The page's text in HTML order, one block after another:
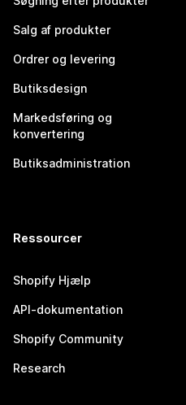
Salg af produkter
Ordrer og levering
Butiksdesign
Markedsføring og
konvertering
Butiksadministration
Ressourcer
Shopify Hjælp
API-dokumentation
Shopify Community
Research